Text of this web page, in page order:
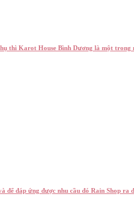
thì Karot House Bình Dương là một
để đáp ứng được nhu cầu đó Rain Shop ra